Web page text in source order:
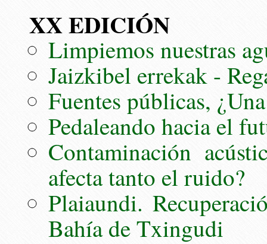
XX EDICIÓN
Limpiemos nuestras
Jaizkibel errekak -
Fuentes públicas,
Pedaleando hacia el
Contaminación
afecta tanto el ruido?
Plaiaundi.
Bahía de Txingudi